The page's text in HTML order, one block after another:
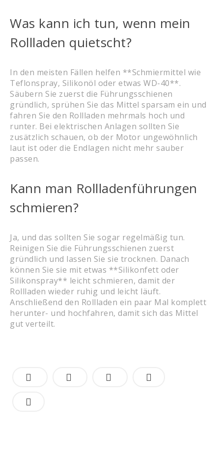
Was kann ich tun, wenn mein
Rollladen quietscht?
In den meisten Fällen helfen **Schmiermittel wie
Teflonspray, Silikonöl oder etwas WD-40**.
Säubern Sie zuerst die Führungsschienen
gründlich, sprühen Sie das Mittel sparsam ein und
fahren Sie den Rollladen mehrmals hoch und
runter. Bei elektrischen Anlagen sollten Sie
zusätzlich schauen, ob der Motor ungewöhnlich
laut ist oder die Endlagen nicht mehr sauber
passen.
Kann man Rollladenführungen
schmieren?
Ja, und das sollten Sie sogar regelmäßig tun.
Reinigen Sie die Führungsschienen zuerst
gründlich und lassen Sie sie trocknen. Danach
können Sie sie mit etwas **Silikonfett oder
Silikonspray** leicht schmieren, damit der
Rollladen wieder ruhig und leicht läuft.
Anschließend den Rollladen ein paar Mal komplett
herunter- und hochfahren, damit sich das Mittel
gut verteilt.